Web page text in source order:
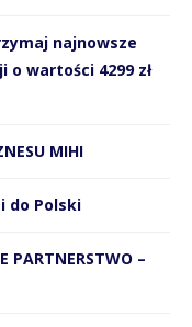
najnowsze
o wartości 4299 zł
MIHI
do Polski
–